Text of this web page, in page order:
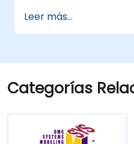
Leer más...
Categorías